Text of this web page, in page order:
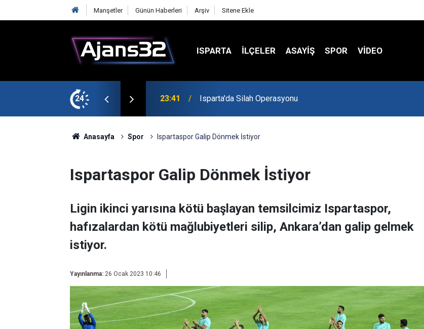
Manşetler Günün Haberleri Arşiv Sitene Ekle
ISPARTA İLÇELER ASAYİŞ SPOR VIDEO
24 23:21 6 Mart Spor Salonu Yeniden Yükseliyor
Anasayfa Spor Ispartaspor Galip Dönmek İstiyor
Ispartaspor Galip Dönmek İstiyor
Ligin ikinci yarısına kötü başlayan temsilcimiz Ispartaspor,
hafızalardan kötü mağlubiyetleri silip, Ankara’dan galip gelmek
istiyor.
Yayınlanma: 26 Ocak 2023 10:46